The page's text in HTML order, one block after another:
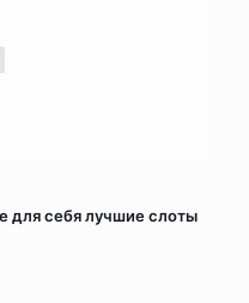
для себя лучшие слоты